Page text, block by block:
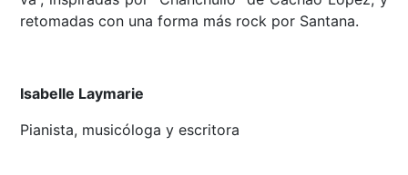
retomadas con una forma más rock por Santana.
Isabelle Laymarie
Pianista, musicóloga y escritora